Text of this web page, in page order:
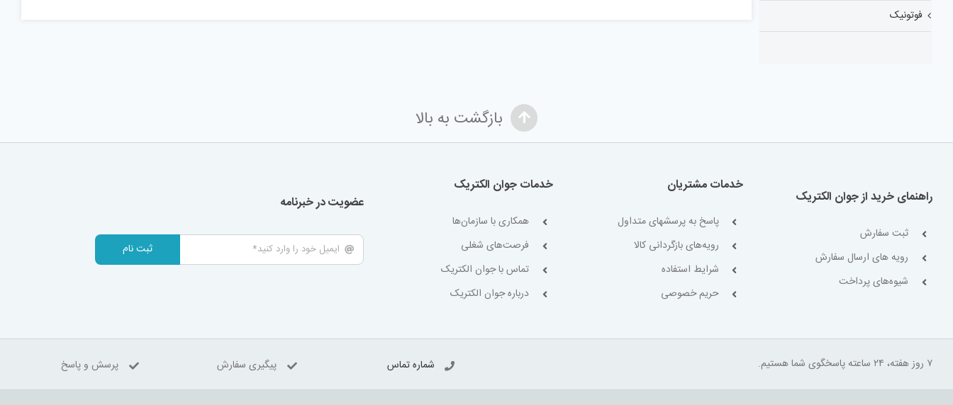
فوتونیک
بازگشت به بالا
راهنمای خرید از جوان الکتریک
ثبت سفارش
رویه های ارسال سفارش
شیوه‌های پرداخت
خدمات مشتریان
پاسخ به پرسشهای متداول
رویه‌های بازگردانی کالا
شرایط استفاده
حریم خصوصی
خدمات جوان الکتریک
همکاری با سازمان‌ها
فرصت‌های شغلی
تماس با جوان الکتریک
درباره جوان الکتریک
عضویت در خبرنامه
ثبت نام
۷ روز هفته، ۲۴ ساعته پاسخگوی شما هستیم. شماره تماس پیگیری سفارش پرسش و پاسخ